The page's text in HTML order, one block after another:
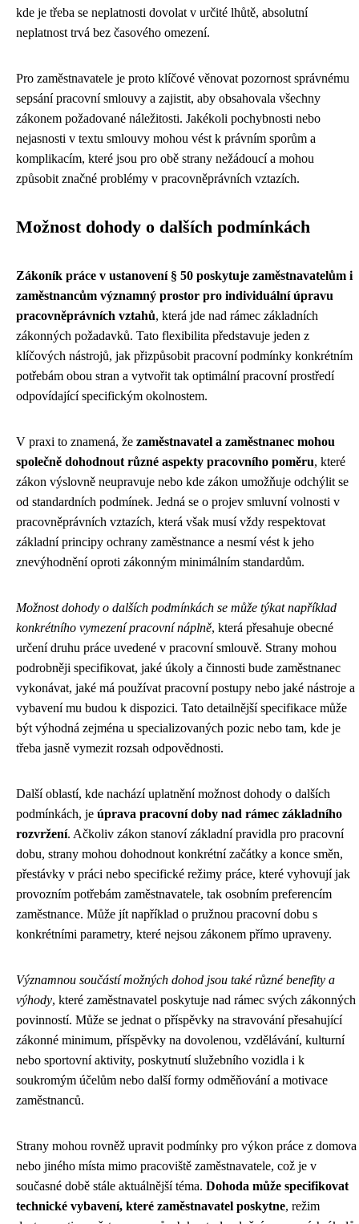
kde je třeba se neplatnosti dovolat v určité lhůtě, absolutní
neplatnost trvá bez časového omezení.
Pro zaměstnavatele je proto klíčové věnovat pozornost správnému
sepsání pracovní smlouvy a zajistit, aby obsahovala všechny
zákonem požadované náležitosti. Jakékoli pochybnosti nebo
nejasnosti v textu smlouvy mohou vést k právním sporům a
komplikacím, které jsou pro obě strany nežádoucí a mohou
způsobit značné problémy v pracovněprávních vztazích.
Možnost dohody o dalších podmínkách
Zákoník práce v ustanovení § 50 poskytuje zaměstnavatelům i
zaměstnancům významný prostor pro individuální úpravu
pracovněprávních vztahů, která jde nad rámec základních
zákonných požadavků. Tato flexibilita představuje jeden z
klíčových nástrojů, jak přizpůsobit pracovní podmínky konkrétním
potřebám obou stran a vytvořit tak optimální pracovní prostředí
odpovídající specifickým okolnostem.
V praxi to znamená, že zaměstnavatel a zaměstnanec mohou
společně dohodnout různé aspekty pracovního poměru, které
zákon výslovně neupravuje nebo kde zákon umožňuje odchýlit se
od standardních podmínek. Jedná se o projev smluvní volnosti v
pracovněprávních vztazích, která však musí vždy respektovat
základní principy ochrany zaměstnance a nesmí vést k jeho
znevýhodnění oproti zákonným minimálním standardům.
Možnost dohody o dalších podmínkách se může týkat například
konkrétního vymezení pracovní náplně, která přesahuje obecné
určení druhu práce uvedené v pracovní smlouvě. Strany mohou
podrobněji specifikovat, jaké úkoly a činnosti bude zaměstnanec
vykonávat, jaké má používat pracovní postupy nebo jaké nástroje a
vybavení mu budou k dispozici. Tato detailnější specifikace může
být výhodná zejména u specializovaných pozic nebo tam, kde je
třeba jasně vymezit rozsah odpovědnosti.
Další oblastí, kde nachází uplatnění možnost dohody o dalších
podmínkách, je úprava pracovní doby nad rámec základního
rozvržení. Ačkoliv zákon stanoví základní pravidla pro pracovní
dobu, strany mohou dohodnout konkrétní začátky a konce směn,
přestávky v práci nebo specifické režimy práce, které vyhovují jak
provozním potřebám zaměstnavatele, tak osobním preferencím
zaměstnance. Může jít například o pružnou pracovní dobu s
konkrétními parametry, které nejsou zákonem přímo upraveny.
Významnou součástí možných dohod jsou také různé benefity a
výhody, které zaměstnavatel poskytuje nad rámec svých zákonných
povinností. Může se jednat o příspěvky na stravování přesahující
zákonné minimum, příspěvky na dovolenou, vzdělávání, kulturní
nebo sportovní aktivity, poskytnutí služebního vozidla i k
soukromým účelům nebo další formy odměňování a motivace
zaměstnanců.
Strany mohou rovněž upravit podmínky pro výkon práce z domova
nebo jiného místa mimo pracoviště zaměstnavatele, což je v
současné době stále aktuálnější téma. Dohoda může specifikovat
technické vybavení, které zaměstnavatel poskytne, režim